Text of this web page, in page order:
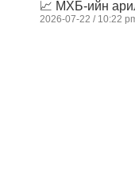
📈 МХБ-ийн
2026-07-22 10:22